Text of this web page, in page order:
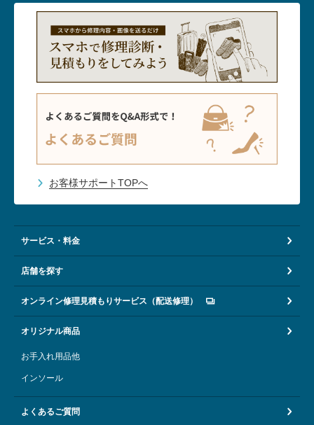
お客様サポートTOPへ
サービス・料金
店舗を探す
オンライン修理見積もりサービス（配送修理）
オリジナル商品
お手入れ用品他
インソール
よくあるご質問